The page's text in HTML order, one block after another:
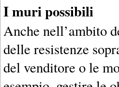
I muri possibili
Anche nell’ambito
delle resistenze
del venditore o le